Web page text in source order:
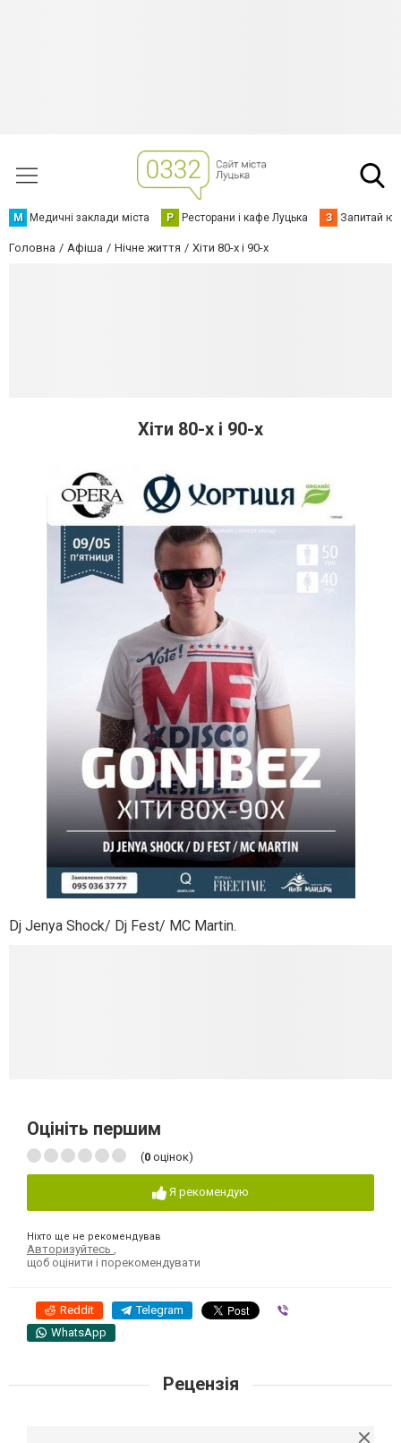
М Медичні заклади міста Р Ресторани і кафе Луцька З Запитай
Головна Афіша Нічне життя Хіти 80-х і 90-х
Хіти 80-х і 90-х
Dj Jenya Shock/ Dj Fest/ MC Martin.
Оцініть першим
(0 оцінок)
Я рекомендую
Ніхто ще не рекомендував
Авторизуйтесь
щоб оцінити і порекомендувати
Reddit Telegram
WhatsApp
Рецензія